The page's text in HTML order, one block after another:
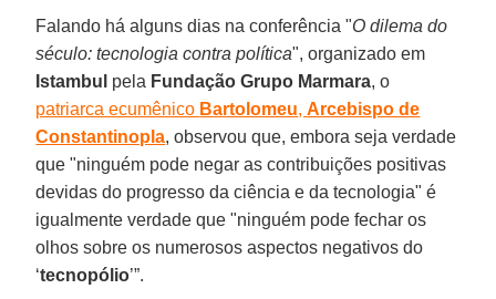
Falando há alguns dias na conferência "O dilema do
século: tecnologia contra política", organizado em
Istambul pela Fundação Grupo Marmara, o
patriarca ecumênico Bartolomeu,Arcebispo de
Constantinopla, observou que, embora seja verdade
que "ninguém pode negar as contribuições positivas
devidas do progresso da ciência e da tecnologia" é
igualmente verdade que "ninguém pode fechar os
olhos sobre os numerosos aspectos negativos do
‘tecnopólio’”.